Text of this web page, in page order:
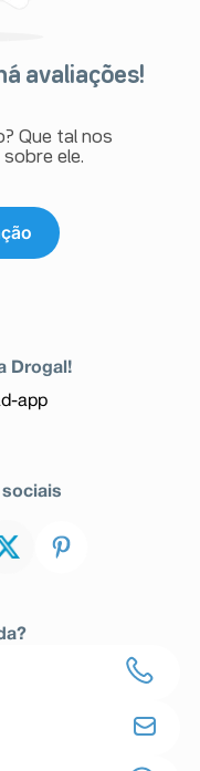
avaliações!
Que tal nos
ele.
Drogal!
sociais